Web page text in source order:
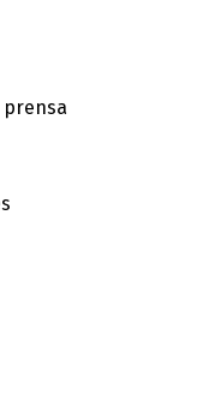
prensa